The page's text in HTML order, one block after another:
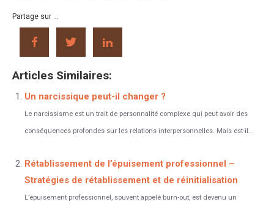
Partage sur ...
Articles Similaires:
Un narcissique peut-il changer ?
Le narcissisme est un trait de personnalité complexe qui peut avoir des
conséquences profondes sur les relations interpersonnelles. Mais est-il...
Rétablissement de l’épuisement professionnel –
Stratégies de rétablissement et de réinitialisation
L’épuisement professionnel, souvent appelé burn-out, est devenu un